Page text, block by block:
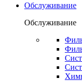
Обслуживание
Обслуживание